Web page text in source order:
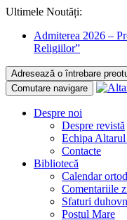
Ultimele Noutăți:
Admiterea 2026 –
Religiilor”
Adresează o întrebare
Comutare navigare
Despre noi
Despre revistă
Echipa
Contacte
Bibliotecă
Calendar
Comentariile
Sfaturi
Postul Mare